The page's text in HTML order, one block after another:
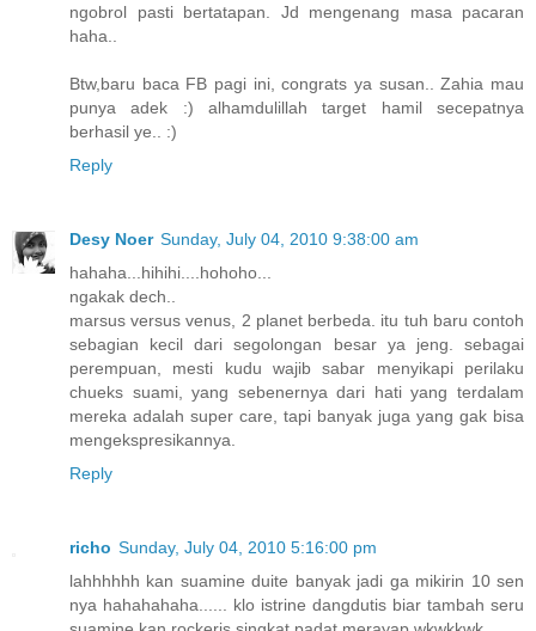
ngobrol pasti bertatapan. Jd mengenang masa pacaran
haha..
Btw,baru baca FB pagi ini, congrats ya susan.. Zahia mau
punya adek :) alhamdulillah target hamil secepatnya
berhasil ye.. :)
Reply
Desy Noer Sunday, July 04, 2010 9:38:00 am
hahaha...hihihi....hohoho...
ngakak dech..
marsus versus venus, 2 planet berbeda. itu tuh baru contoh
sebagian kecil dari segolongan besar ya jeng. sebagai
perempuan, mesti kudu wajib sabar menyikapi perilaku
chueks suami, yang sebenernya dari hati yang terdalam
mereka adalah super care, tapi banyak juga yang gak bisa
mengekspresikannya.
Reply
richo Sunday, July 04, 2010 5:16:00 pm
lahhhhhh kan suamine duite banyak jadi ga mikirin 10 sen
nya hahahahaha...... klo istrine dangdutis biar tambah seru